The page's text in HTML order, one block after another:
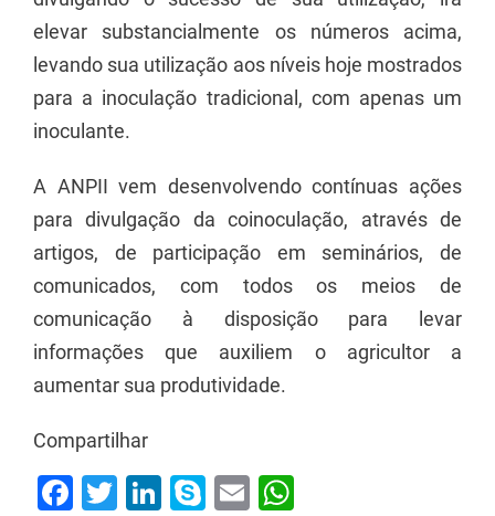
elevar substancialmente os números acima,
levando sua utilização aos níveis hoje mostrados
para a inoculação tradicional, com apenas um
inoculante.
A ANPII vem desenvolvendo contínuas ações
para divulgação da coinoculação, através de
artigos, de participação em seminários, de
comunicados, com todos os meios de
comunicação à disposição para levar
informações que auxiliem o agricultor a
aumentar sua produtividade.
Compartilhar
Facebook
Twitter
LinkedIn
Skype
Email